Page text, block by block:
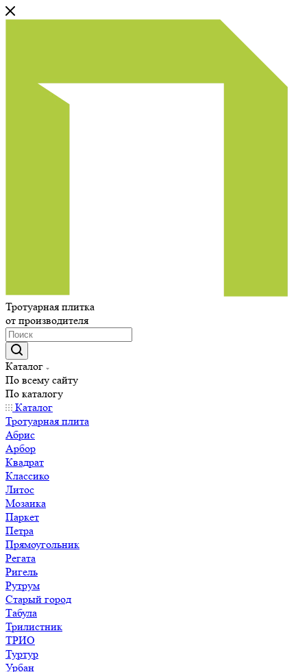
Тротуарная плитка
от производителя
Каталог
По всему сайту
По каталогу
Каталог
Тротуарная плита
Абрис
Арбор
Квадрат
Классико
Литос
Мозаика
Паркет
Петра
Прямоугольник
Регата
Ригель
Рутрум
Старый город
Табула
Трилистник
ТРИО
Туртур
Урбан